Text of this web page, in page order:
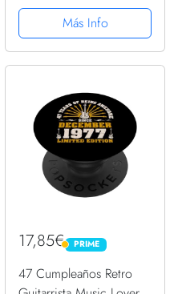
PopGrip Intercambiable
Más Info
17,85€ PRIME
PRIME
47 Cumpleaños Retro